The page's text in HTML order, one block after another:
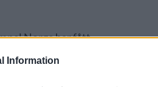
Information
Norge har fått